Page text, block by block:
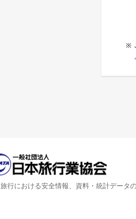
※
旅行における安全情報、資料・統計データ